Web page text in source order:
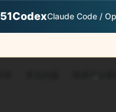
51CodexClaude Code /